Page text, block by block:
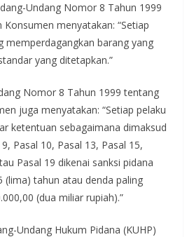
Undang Nomor 8 Tahun 1999
menyatakan: “Setiap
memperdagangkan barang yang
yang ditetapkan.”
Nomor 8 Tahun 1999 tentang
juga menyatakan: “Setiap pelaku
ketentuan sebagaimana dimaksud
Pasal 10, Pasal 13, Pasal 15,
Pasal 19 dikenai sanksi pidana
(lima) tahun atau denda paling
(dua miliar rupiah).”
Undang Hukum Pidana (KUHP)